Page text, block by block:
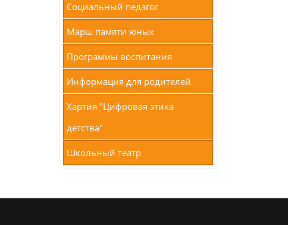
Социальный педагог
Марш памяти юных
Программы воспитания
Информация для родителей
Хартия "Цифровая этика
детства"
Школьный театр